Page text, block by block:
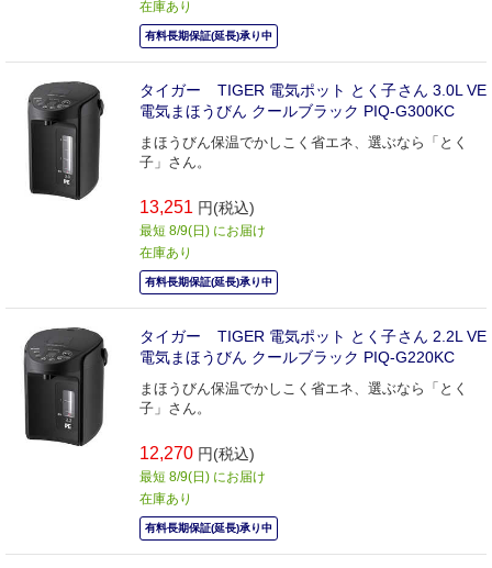
在庫あり
有料長期保証(延長)承り中
タイガー TIGER 電気ポット とく子さん 3.0L VE
電気まほうびん クールブラック PIQ-G300KC
まほうびん保温でかしこく省エネ、選ぶなら「とく
子」さん。
13,251 円(税込)
最短 8/9(日) にお届け
在庫あり
有料長期保証(延長)承り中
タイガー TIGER 電気ポット とく子さん 2.2L VE
電気まほうびん クールブラック PIQ-G220KC
まほうびん保温でかしこく省エネ、選ぶなら「とく
子」さん。
12,270 円(税込)
最短 8/9(日) にお届け
在庫あり
有料長期保証(延長)承り中